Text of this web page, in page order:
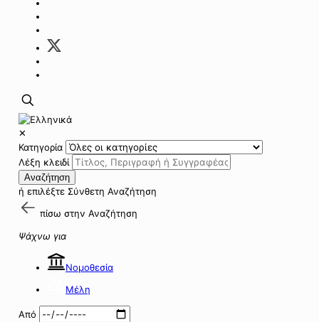
✕
Κατηγορία
Λέξη κλειδί
Αναζήτηση
ή επιλέξτε Σύνθετη Αναζήτηση
πίσω στην Αναζήτηση
Ψάχνω για
Νομοθεσία
Μέλη
Από